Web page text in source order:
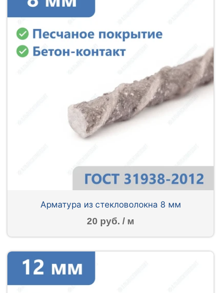
Арматура из стекловолокна 8 мм
20 руб. / м